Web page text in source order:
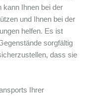
Ihnen bei der
und Ihnen bei der
helfen. Es ist
sorgfältig
dass sie
Ihrer